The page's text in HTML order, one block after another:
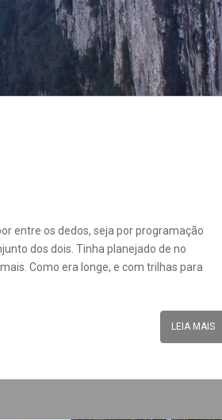
entre os dedos, seja por programação
dos dois. Tinha planejado de no
Como era longe, e com trilhas para
LEIA MAIS